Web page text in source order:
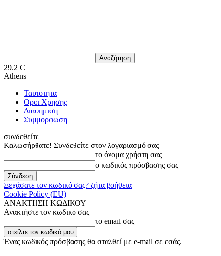
29.2 C
Athens
Ταυτοτητα
Οροι Χρησης
Διαφημιση
Συμμορφωση
συνδεθείτε
Καλωσήρθατε! Συνδεθείτε στον λογαριασμό σας
το όνομα χρήστη σας
ο κωδικός πρόσβασης σας
Ξεχάσατε τον κωδικό σας? ζήτα βοήθεια
Cookie Policy (EU)
ΑΝΑΚΤΗΣΗ ΚΩΔΙΚΟΥ
Ανακτήστε τον κωδικό σας
το email σας
Ένας κωδικός πρόσβασης θα σταλθεί με e-mail σε εσάς.